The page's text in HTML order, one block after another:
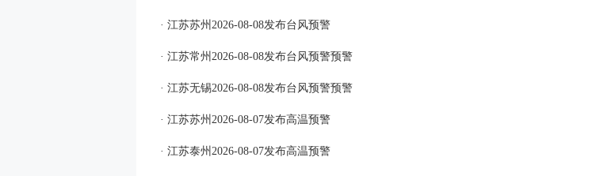
· 江苏苏州2026-08-08发布台风预警
· 江苏常州2026-08-08发布台风预警预警
· 江苏无锡2026-08-08发布台风预警预警
· 江苏苏州2026-08-07发布高温预警
· 江苏泰州2026-08-07发布高温预警